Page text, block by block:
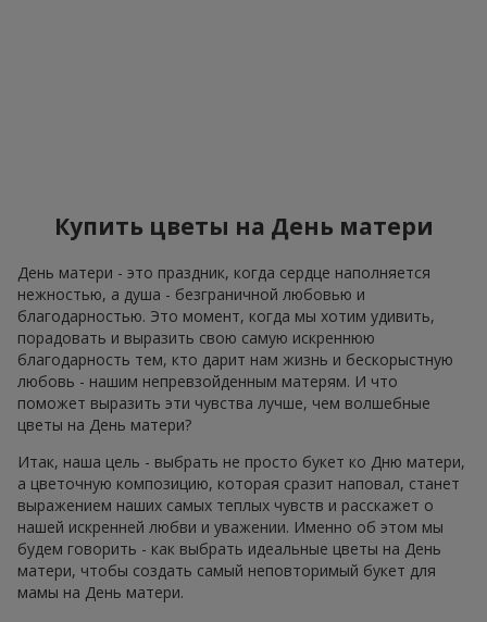
Купить цветы на День матери
День матери - это праздник, когда сердце наполняется
нежностью, а душа - безграничной любовью и
благодарностью. Это момент, когда мы хотим удивить,
порадовать и выразить свою самую искреннюю
благодарность тем, кто дарит нам жизнь и бескорыстную
любовь - нашим непревзойденным матерям. И что
поможет выразить эти чувства лучше, чем волшебные
цветы на День матери?
Итак, наша цель - выбрать не просто букет ко Дню матери,
а цветочную композицию, которая сразит наповал, станет
выражением наших самых теплых чувств и расскажет о
нашей искренней любви и уважении. Именно об этом мы
будем говорить - как выбрать идеальные цветы на День
матери, чтобы создать самый неповторимый букет для
мамы на День матери.